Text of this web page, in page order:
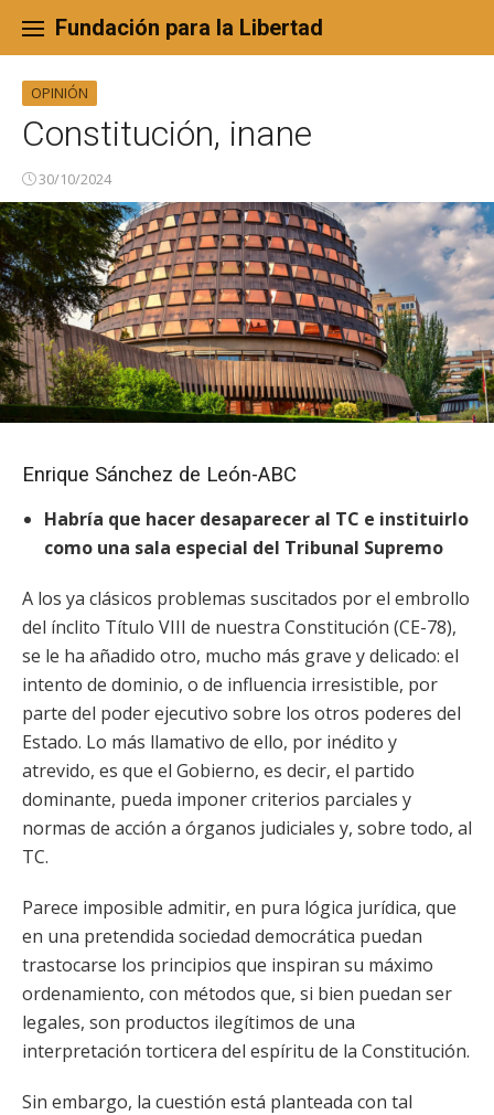
content
Fundación para la Libertad
OPINIÓN
Constitución, inane
30/10/2024
Enrique Sánchez de León-ABC
Habría que hacer desaparecer al TC e instituirlo
como una sala especial del Tribunal Supremo
A los ya clásicos problemas suscitados por el embrollo
del ínclito Título VIII de nuestra Constitución (CE-78),
se le ha añadido otro, mucho más grave y delicado: el
intento de dominio, o de influencia irresistible, por
parte del poder ejecutivo sobre los otros poderes del
Estado. Lo más llamativo de ello, por inédito y
atrevido, es que el Gobierno, es decir, el partido
dominante, pueda imponer criterios parciales y
normas de acción a órganos judiciales y, sobre todo, al
TC.
Parece imposible admitir, en pura lógica jurídica, que
en una pretendida sociedad democrática puedan
trastocarse los principios que inspiran su máximo
ordenamiento, con métodos que, si bien puedan ser
legales, son productos ilegítimos de una
interpretación torticera del espíritu de la Constitución.
Sin embargo, la cuestión está planteada con tal